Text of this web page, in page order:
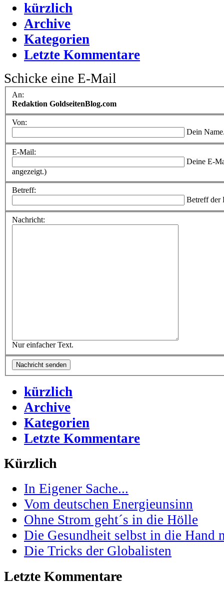
kürzlich
Archive
Kategorien
Letzte Kommentare
Schicke eine E-Mail
An:
Redaktion GoldseitenBlog.com
Von:
Dein
E-Mail:
Deine E-
angezeigt.)
Betreff:
Betreff der
Nachricht:
Nur einfacher Text.
kürzlich
Archive
Kategorien
Letzte Kommentare
Kürzlich
In Eigener Sache...
Vom deutschen Energieunsinn
Ohne Strom geht´s in die Hölle
Die Gesundheit selbst in die Hand
Die Tricks der Globalisten
Letzte Kommentare